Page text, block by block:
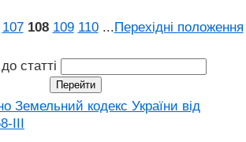
107 108 109 110 ...Перехідні положення
статті
Земельний кодекс України від
III